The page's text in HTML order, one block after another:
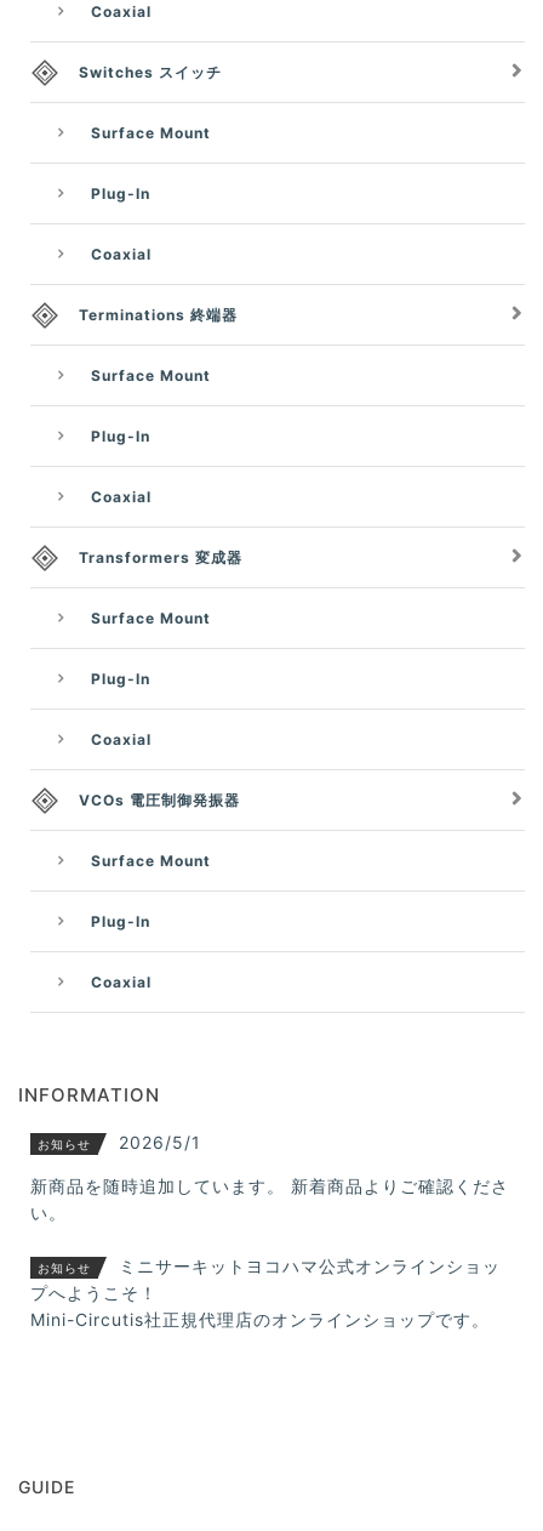
Coaxial
Switches スイッチ
Surface Mount
Plug-In
Coaxial
Terminations 終端器
Surface Mount
Plug-In
Coaxial
Transformers 変成器
Surface Mount
Plug-In
Coaxial
VCOs 電圧制御発振器
Surface Mount
Plug-In
Coaxial
INFORMATION
お知らせ 2026/5/1
新商品を随時追加しています。 新着商品よりご確認くださ
い。
お知らせ
ミニサーキットヨコハマ公式オンラインショッ
プへようこそ！
Mini-Circutis社正規代理店のオンラインショップです。
GUIDE